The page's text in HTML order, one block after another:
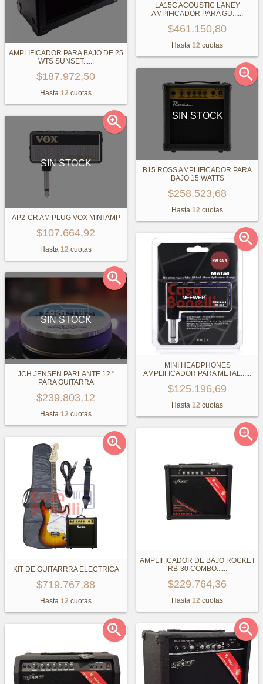
AMPLIFICADOR PARA BAJO DE 25
WTS SUNSET......
$187.972,50
Hasta 12 cuotas
LA15C ACOUSTIC LANEY
AMPIFICADOR PARA GU......
$461.150,80
Hasta 12 cuotas
SIN STOCK

AP2-CR AM PLUG VOX MINI AMP
$107.664,92
Hasta 12 cuotas
SIN STOCK

B15 ROSS AMPLIFICADOR PARA
BAJO 15 WATTS
$258.523,68
Hasta 12 cuotas
SIN STOCK

JCH JENSEN PARLANTE 12 "
PARA GUITARRA
$239.803,12
Hasta 12 cuotas

MINI HEADPHONES
AMPLIFICADOR PARA METAL......
$125.196,69
Hasta 12 cuotas

KIT DE GUITARRRA ELECTRICA
$719.767,88
Hasta 12 cuotas

AMPLIFICADOR DE BAJO ROCKET
RB-30 COMBO......
$229.764,36
Hasta 12 cuotas
 